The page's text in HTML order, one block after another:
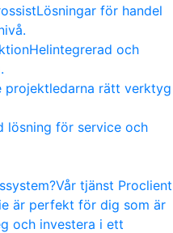
Lösningar för handel
Helintegrerad och
projektledarna rätt verktyg
lösning för service och
Vår tjänst Proclient
är perfekt för dig som är
och investera i ett